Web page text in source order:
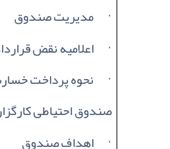
· مدیریت صندوق
· اعلامیه نقض
·
نحوه پرداخت
صندوق احتیاطی
· اهداف صندوق